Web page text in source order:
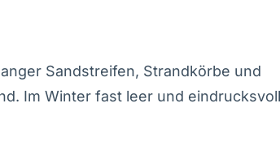
Sandstreifen, Strandkörbe und
Im Winter fast leer und